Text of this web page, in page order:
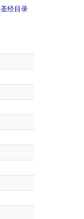
圣经目录